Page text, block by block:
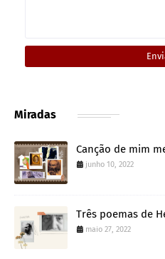
Miradas
Canção de mim
junho 10, 2022
Três poemas de
maio 27, 2022